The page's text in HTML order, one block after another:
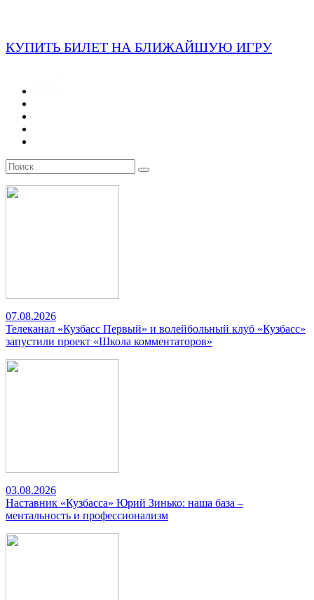
КУПИТЬ БИЛЕТ НА БЛИЖАЙШУЮ ИГРУ
07.08.2026
Телеканал «Кузбасс Первый» и волейбольный клуб «Кузбасс»
запустили проект «Школа комментаторов»
03.08.2026
Наставник «Кузбасса» Юрий Зинько: наша база –
ментальность и профессионализм